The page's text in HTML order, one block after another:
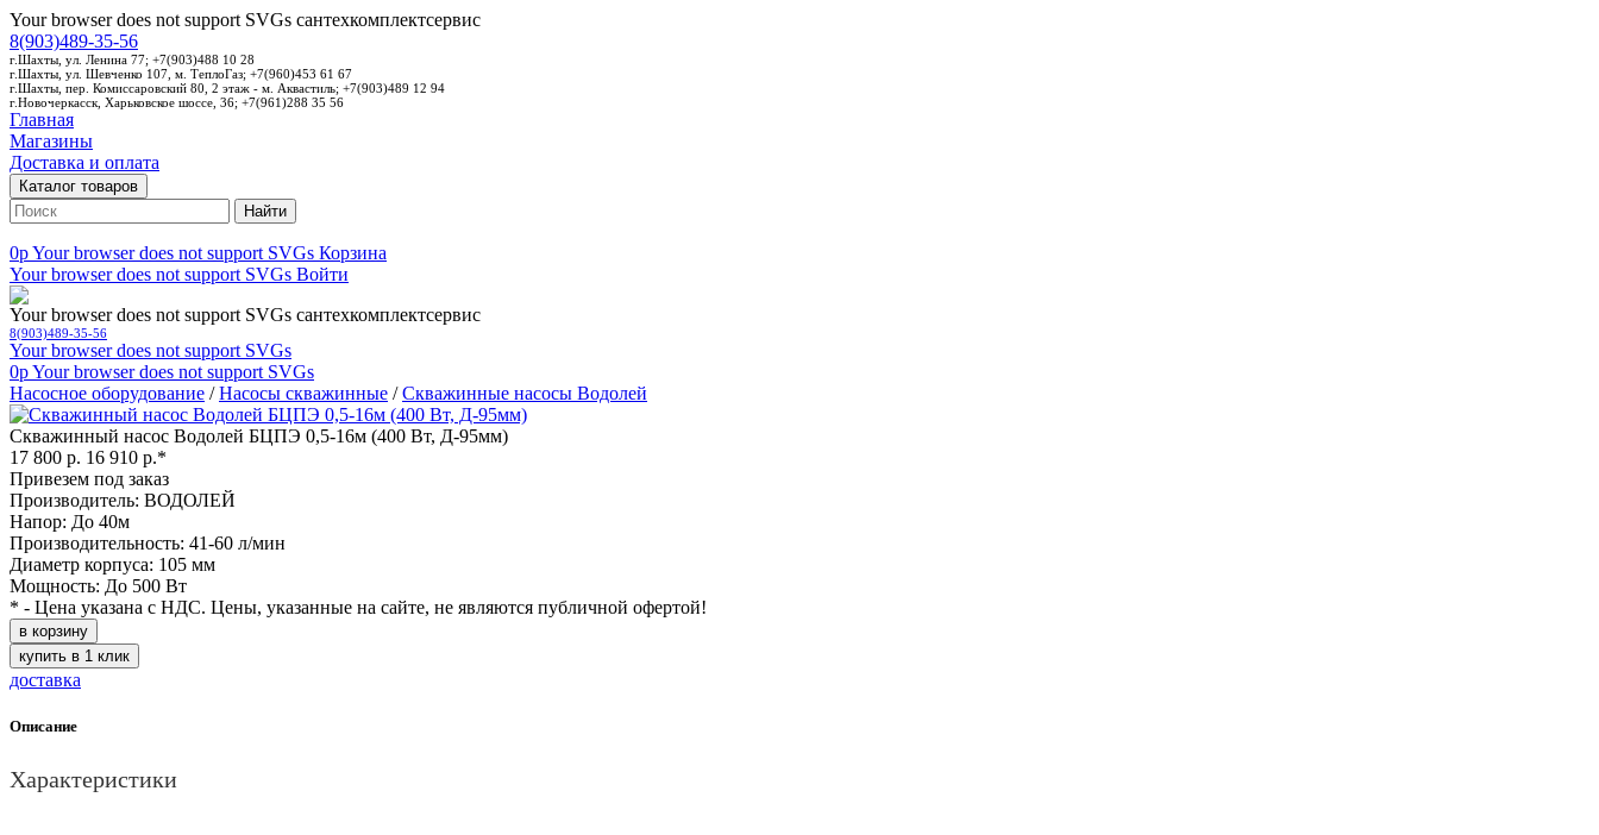
Your browser does not support SVGs сантехкомплектсервис
8(903)489-35-56
г.Шахты, ул. Ленина 77; +7(903)488 10 28
г.Шахты, ул. Шевченко 107, м. ТеплоГаз; +7(960)453 61 67
г.Шахты, пер. Комиссаровский 80, 2 этаж - м. Аквастиль; +7(903)489 12 94
г.Новочеркасск, Харьковское шоссе, 36; +7(961)288 35 56
Главная
Магазины
Доставка и оплата
Каталог товаров
Найти
0pYour browser does not support SVGs Корзина
Your browser does not support SVGs Войти
Your browser does not support SVGs сантехкомплектсервис
8(903)489-35-56
Your browser does not support SVGs
0pYour browser does not support SVGs
Насосное оборудование /Насосы скважинные /Скважинные насосы Водолей
Скважинный насос Водолей БЦПЭ 0,5-16м (400 Вт, Д-95мм)
17 800 р. 16 910 р.*
Привезем под заказ
Производитель: ВОДОЛЕЙ
Напор: До 40м
Производительность: 41-60 л/мин
Диаметр корпуса: 105 мм
Мощность: До 500 Вт
* - Цена указана с НДС. Цены, указанные на сайте, не являются публичной офертой!
в корзину
купить в 1 клик
доставка
Описание
Характеристики